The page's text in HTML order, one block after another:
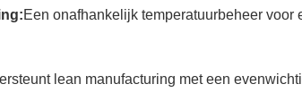
Een onafhankelijk temperatuurbeheer voor
lean manufacturing met een